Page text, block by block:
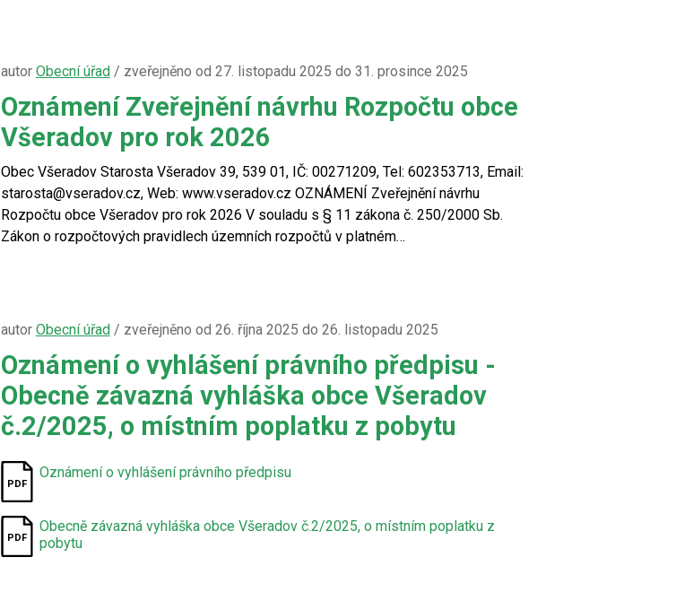
autor Obecní úřad/ zveřejněno od 27. listopadu 2025 do 31. prosince 2025
Oznámení Zveřejnění návrhu Rozpočtu obce
Všeradov pro rok 2026
Obec Všeradov Starosta Všeradov 39, 539 01, IČ: 00271209, Tel: 602353713, Email:
starosta@vseradov.cz, Web: www.vseradov.cz OZNÁMENÍ Zveřejnění návrhu
Rozpočtu obce Všeradov pro rok 2026 V souladu s § 11 zákona č. 250/2000 Sb.
Zákon o rozpočtových pravidlech územních rozpočtů v platném…
autor Obecní úřad/ zveřejněno od 26. října 2025 do 26. listopadu 2025
Oznámení o vyhlášení právního předpisu -
Obecně závazná vyhláška obce Všeradov
č.2/2025, o místním poplatku z pobytu
Oznámení o vyhlášení právního předpisu
Obecně závazná vyhláška obce Všeradov č.2/2025, o místním poplatku z
pobytu